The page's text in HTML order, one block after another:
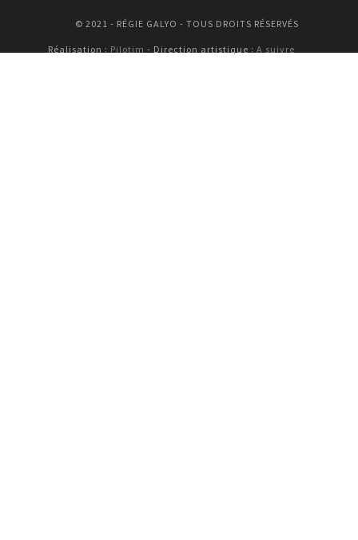
© 2021 - RÉGIE GALYO - TOUS DROITS RÉSERVÉS
Réalisation : Pilotim - Direction artistique : A suivre